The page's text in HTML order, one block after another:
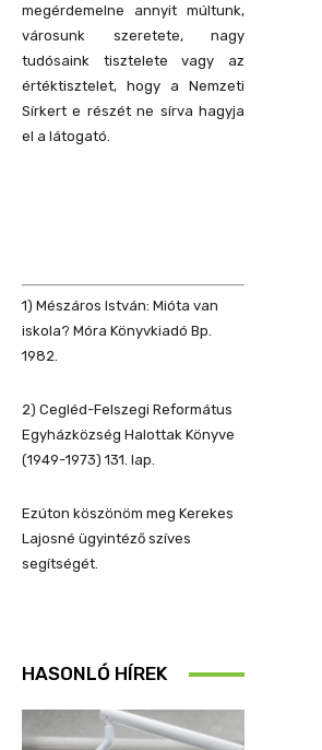
megérdemelne annyit múltunk,
városunk szeretete, nagy
tudósaink tisztelete vagy az
értéktisztelet, hogy a Nemzeti
Sírkert e részét ne sírva hagyja
el a látogató.
1) Mészáros István: Mióta van
iskola? Móra Könyvkiadó Bp.
1982.
2) Cegléd-Felszegi Református
Egyházközség Halottak Könyve
(1949-1973) 131. lap.
Ezúton köszönöm meg Kerekes
Lajosné ügyintéző szíves
segítségét.
HASONLÓ HÍREK